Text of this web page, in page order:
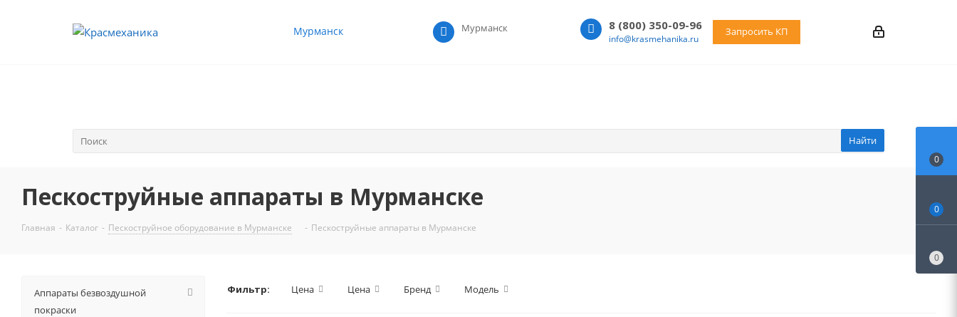
Мурманск Мурманск 8 (800) 350-09-96
info@krasmehanika.ru
Запросить КП
Найти
Пескоструйные аппараты в Мурманске
Главная - Каталог - Пескоструйное оборудование в Мурманске - Пескоструйные аппараты в Мурманске
Фильтр: Цена Цена Бренд Модель
Аппараты безвоздушной
покраски
0
0
0